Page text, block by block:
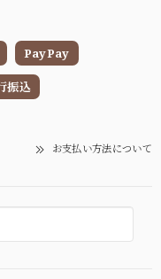
PayPay
振込
お支払い方法について